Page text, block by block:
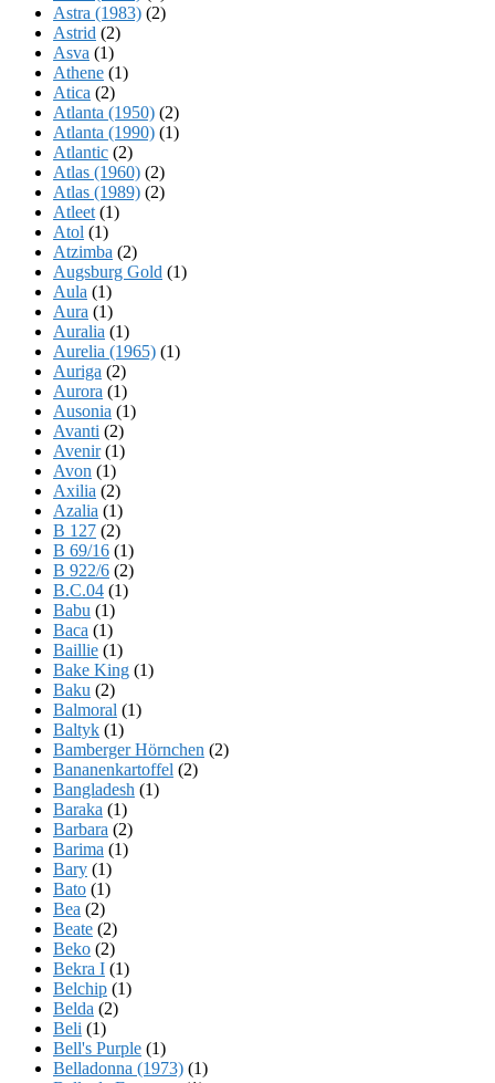
Astra (1983) (2)
Astrid (2)
Asva (1)
Athene (1)
Atica (2)
Atlanta (1950) (2)
Atlanta (1990) (1)
Atlantic (2)
Atlas (1960) (2)
Atlas (1989) (2)
Atleet (1)
Atol (1)
Atzimba (2)
Augsburg Gold (1)
Aula (1)
Aura (1)
Auralia (1)
Aurelia (1965) (1)
Auriga (2)
Aurora (1)
Ausonia (1)
Avanti (2)
Avenir(1)
Avon (1)
Axilia (2)
Azalia (1)
B 127 (2)
B 69/16 (1)
B 922/6 (2)
B.C.04 (1)
Babu (1)
Baca (1)
Baillie (1)
Bake King (1)
Baku (2)
Balmoral (1)
Baltyk (1)
Bamberger Hörnchen (2)
Bananenkartoffel (2)
Bangladesh (1)
Baraka (1)
Barbara (2)
Barima (1)
Bary (1)
Bato (1)
Bea (2)
Beate (2)
Beko (2)
Bekra I (1)
Belchip (1)
Belda (2)
Beli (1)
Bell's Purple (1)
Belladonna (1973) (1)